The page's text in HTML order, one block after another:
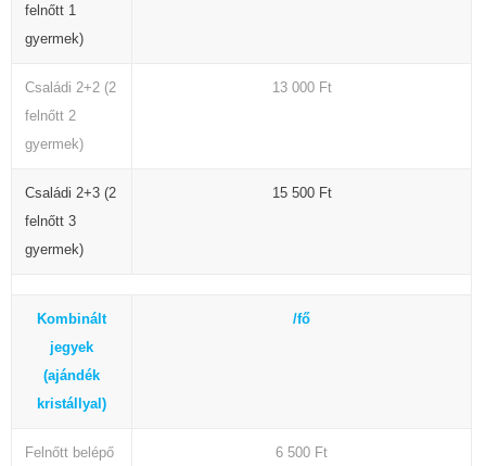
felnőtt 1
gyermek)
Családi 2+2 (2
felnőtt 2
gyermek)
13 000 Ft
Családi 2+3 (2
felnőtt 3
gyermek)
15 500 Ft
Kombinált
jegyek
(ajándék
kristállyal)
/fő
Felnőtt belépő
6 500 Ft